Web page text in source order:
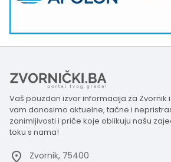
Vaš pouzdan izvor informacija za Zvornik
vam donosimo aktuelne, tačne i
zanimljivosti i priče koje oblikuju našu
toku s nama!
Zvornik, 75400